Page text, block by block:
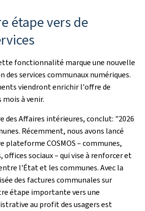
étape vers de
fonctionnalité marque une nouvelle
des services communaux numériques.
viendront enrichir l'offre de
mois à venir.
des Affaires intérieures, conclut: "2026
Récemment, nous avons lancé
COSMOS – communes,
sociaux – qui vise à renforcer et
l'État et les communes. Avec la
des factures communales sur
étape importante vers une
au profit des usagers est